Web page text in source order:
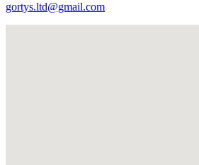
gortys.ltd@gmail.com